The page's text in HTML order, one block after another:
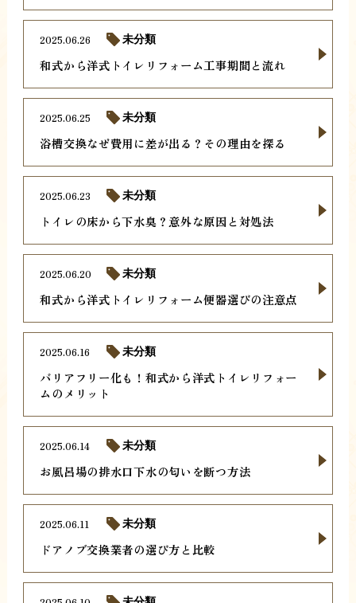
和式から洋式トイレリフォーム工事期間と流れ
2025.06.26 未分類
浴槽交換なぜ費用に差が出る？その理由を探る
2025.06.25 未分類
トイレの床から下水臭？意外な原因と対処法
2025.06.23 未分類
和式から洋式トイレリフォーム便器選びの注意点
2025.06.20 未分類
バリアフリー化も！和式から洋式トイレリフォー
ムのメリット
2025.06.16 未分類
お風呂場の排水口下水の匂いを断つ方法
2025.06.14 未分類
ドアノブ交換業者の選び方と比較
2025.06.11 未分類